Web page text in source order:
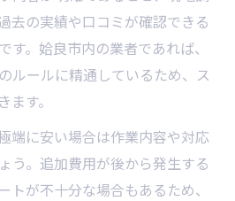
去の実績や口コミが確認できる
す。姶良市内の業者であれば、
ルールに精通しているため、ス
す。
端に安い場合は作業内容や対応
う。追加費用が後から発生する
トが不十分な場合もあるため、